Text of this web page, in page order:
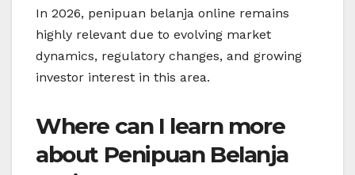
In 2026, penipuan belanja online remains
highly relevant due to evolving market
dynamics, regulatory changes, and growing
investor interest in this area.
Where can I learn more
about Penipuan Belanja